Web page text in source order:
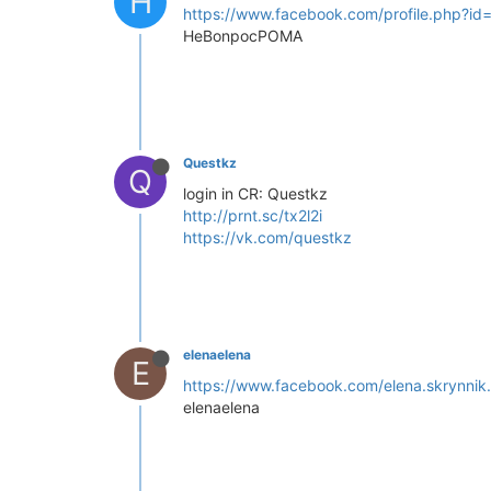
https://www.facebook.com/
HeBonpocPOMA
Q Questkz
login in CR: Questkz
http://prnt.sc/tx2l2i
https://vk.com/questkz
E elenaelena
https://www.facebook.com/
elenaelena